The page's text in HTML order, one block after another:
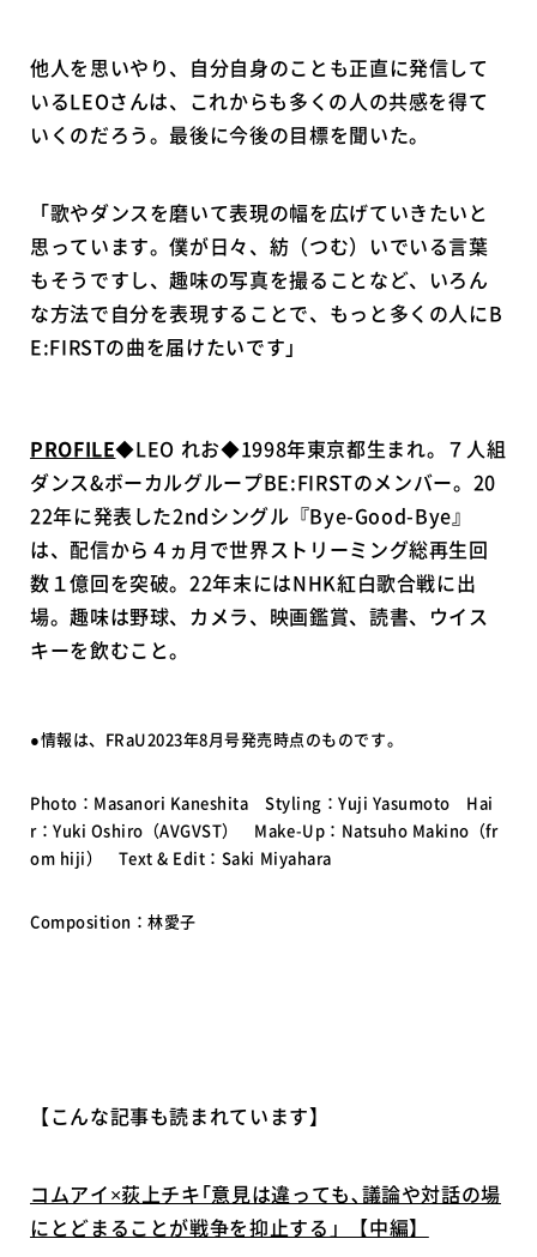
他人を思いやり、自分自身のことも正直に発信して
いるLEOさんは、これからも多くの人の共感を得て
いくのだろう。最後に今後の目標を聞いた。
「歌やダンスを磨いて表現の幅を広げていきたいと
思っています。僕が日々、紡（つむ）いでいる言葉
もそうですし、趣味の写真を撮ることなど、いろん
な方法で自分を表現することで、もっと多くの人にB
E:FIRSTの曲を届けたいです」
PROFILE◆LEO れお◆1998年東京都生まれ。７人組
ダンス&ボーカルグループBE:FIRSTのメンバー。20
22年に発表した2ndシングル『Bye-Good-Bye』
は、配信から４ヵ月で世界ストリーミング総再生回
数１億回を突破。22年末にはNHK紅白歌合戦に出
場。趣味は野球、カメラ、映画鑑賞、読書、ウイス
キーを飲むこと。
●情報は、FRaU2023年8月号発売時点のものです。
Photo：Masanori Kaneshita Styling：Yuji Yasumoto Hai
r：Yuki Oshiro（AVGVST） Make-Up：Natsuho Makino（fr
om hiji） Text & Edit：Saki Miyahara
Composition：林愛子
【こんな記事も読まれています】
コムアイ×荻上チキ｢意見は違っても､議論や対話の場
にとどまることが戦争を抑止する」【中編】